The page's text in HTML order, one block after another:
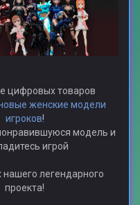
цифровых товаров
женские модели
игроков!
модель и
игрой
нашего легендарного
проекта!